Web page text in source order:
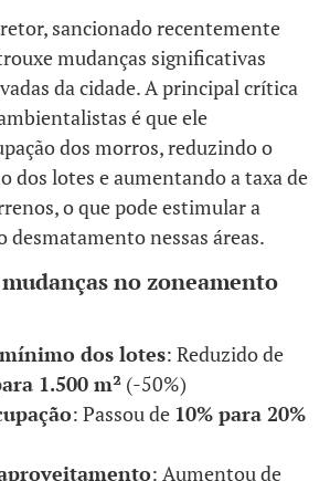
sancionado recentemente
mudanças significativas
da cidade. A principal crítica
é que ele
dos morros, reduzindo o
dos lotes e aumentando a taxa de
o que pode estimular a
desmatamento nessas áreas.
no zoneamento
dos lotes: Reduzido de
1.500 m² (-50%)
: Passou de 10% para 20%
: Aumentou de